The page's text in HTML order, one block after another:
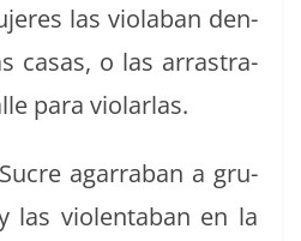
las vio­la­ban den­
casas, o las arras­tra­
para violarlas.
agarra­ban a gru­
las vio­lenta­ban en la